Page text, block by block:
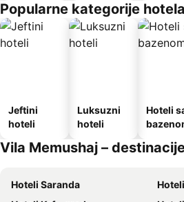
Popularne kategorije
Jeftini
hoteli
Luksuzni
hoteli
Hoteli
Vila Memushaj –
Hoteli Saranda